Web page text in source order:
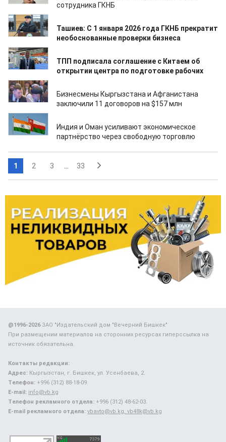
сотрудника ГКНБ
23.12.2025
Ташиев: С 1 января 2026 года ГКНБ прекратит
необоснованные проверки бизнеса
22.12.2025
ТПП подписала соглашение с Китаем об
открытии центра по подготовке рабочих
19.12.2025
Бизнесмены Кыргызстана и Афганистана
заключили 11 договоров на $157 млн
18.12.2025
Индия и Оман усиливают экономическое
партнёрство через свободную торговлю
1 2 3 33
@1996-2026ЗАО "Издательский дом "Вечерний Бишкек"
При размещении материалов на сторонних ресурсах гиперссылка на
источник обязательна.
Контакты редакции:
Адрес: Кыргызстан, г. Бишкек, ул. Усенбаева, 2.
Телефон: +996 (312) 88-18-09.
E-mail: info@vb.kg
Телефон рекламного отдела: +996 (312) 48-62-03.
E-mail рекламного отдела: vbavto@vb.kg, vb48k@vb.kg